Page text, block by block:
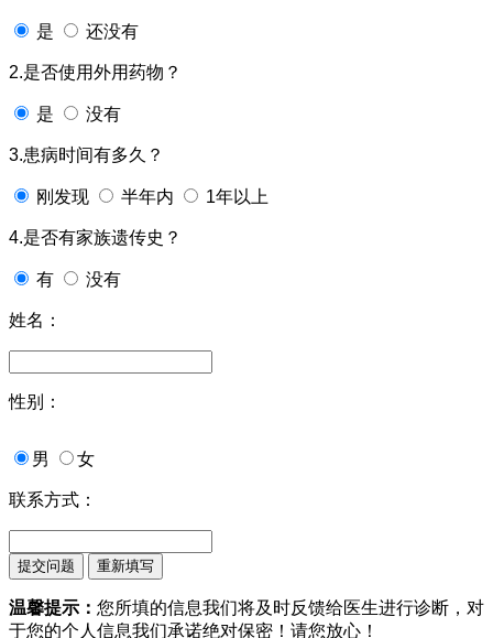
是 还没有
2.是否使用外用药物？
是 没有
3.患病时间有多久？
刚发现 半年内 1年以上
4.是否有家族遗传史？
有 没有
姓名：
性别：
男 女
联系方式：
温馨提示： 您所填的信息我们将及时反馈给医生进行诊断，对
于您的个人信息我们承诺绝对保密！请您放心！